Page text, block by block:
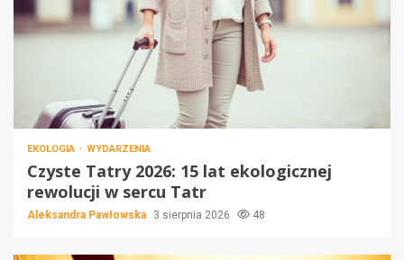
EKOLOGIA WYDARZENIA
Czyste Tatry 2026: 15 lat ekologicznej
rewolucji w sercu Tatr
Aleksandra Pawłowska 3 sierpnia 2026 48